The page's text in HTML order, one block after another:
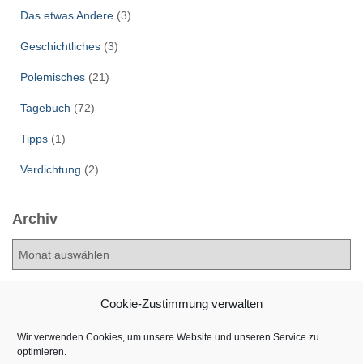
Cookie-Zustimmung verwalten
Wir verwenden Cookies, um unsere Website und unseren Service zu
optimieren.
Das etwas Andere (3)
Geschichtliches (3)
Polemisches (21)
Tagebuch (72)
Tipps (1)
Verdichtung (2)
Archiv
A
v